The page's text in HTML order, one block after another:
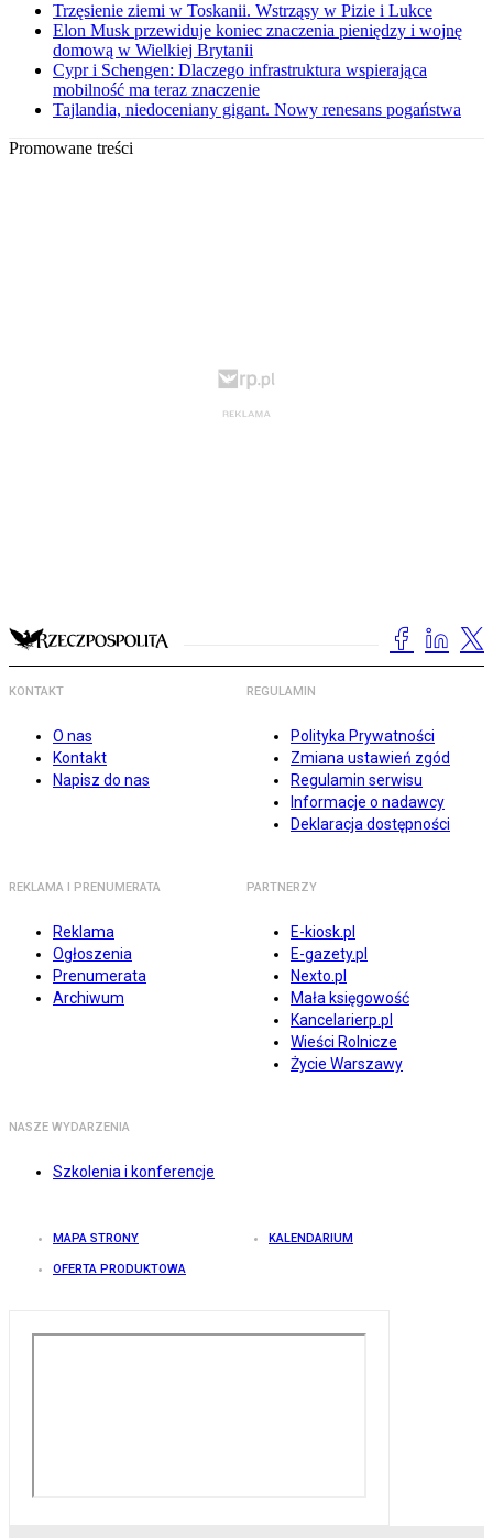
Trzęsienie ziemi w Toskanii. Wstrząsy w Pizie i Lukce
Elon Musk przewiduje koniec znaczenia pieniędzy i wojnę
domową w Wielkiej Brytanii
Cypr i Schengen: Dlaczego infrastruktura wspierająca
mobilność ma teraz znaczenie
Tajlandia, niedoceniany gigant. Nowy renesans pogaństwa
Promowane treści
KONTAKT
O nas
Kontakt
Napisz do nas
REGULAMIN
Polityka Prywatności
Zmiana ustawień zgód
Regulamin serwisu
Informacje o nadawcy
Deklaracja dostępności
REKLAMA I PRENUMERATA
Reklama
Ogłoszenia
Prenumerata
Archiwum
PARTNERZY
E-kiosk.pl
E-gazety.pl
Nexto.pl
Mała księgowość
Kancelarierp.pl
Wieści Rolnicze
Życie Warszawy
NASZE WYDARZENIA
Szkolenia i konferencje
MAPA STRONY KALENDARIUM
OFERTA PRODUKTOWA